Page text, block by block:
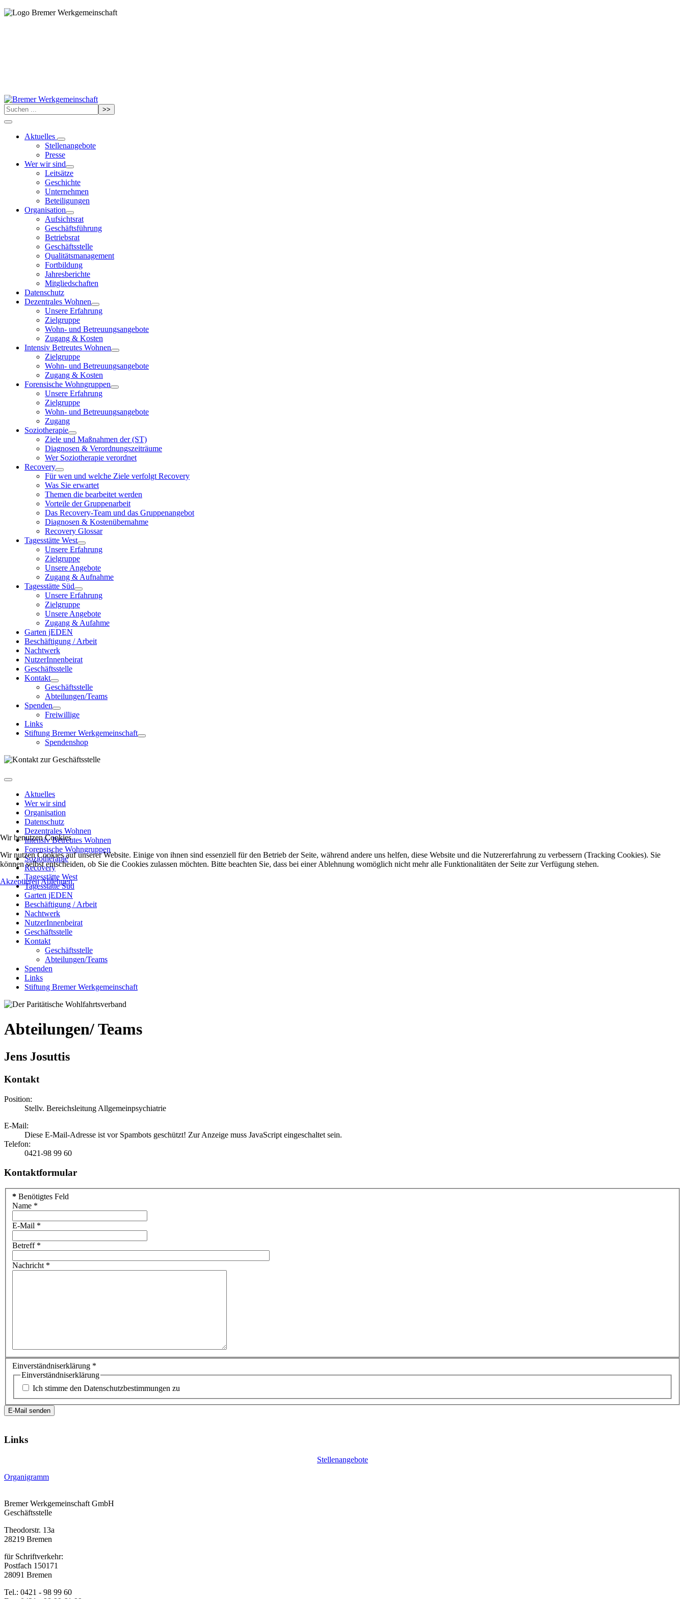
>>
Aktuelles
Stellenangebote
Presse
Wer wir sind
Leitsätze
Geschichte
Unternehmen
Beteiligungen
Organisation
Aufsichtsrat
Geschäftsführung
Betriebsrat
Geschäftsstelle
Qualitätsmanagement
Fortbildung
Jahresberichte
Mitgliedschaften
Datenschutz
Dezentrales Wohnen
Unsere Erfahrung
Zielgruppe
Wohn- und Betreuungsangebote
Zugang & Kosten
Intensiv Betreutes Wohnen
Zielgruppe
Wohn- und Betreuungsangebote
Zugang & Kosten
Forensische Wohngruppen
Unsere Erfahrung
Zielgruppe
Wohn- und Betreuungsangebote
Zugang
Soziotherapie
Ziele und Maßnahmen der (ST)
Diagnosen & Verordnungszeiträume
Wer Soziotherapie verordnet
Recovery
Für wen und welche Ziele verfolgt Recovery
Was Sie erwartet
Themen die bearbeitet werden
Vorteile der Gruppenarbeit
Das Recovery-Team und das Gruppenangebot
Diagnosen & Kostenübernahme
Recovery Glossar
Tagesstätte West
Unsere Erfahrung
Zielgruppe
Unsere Angebote
Zugang & Aufnahme
Tagesstätte Süd
Unsere Erfahrung
Zielgruppe
Unsere Angebote
Zugang & Aufahme
Garten jEDEN
Beschäftigung / Arbeit
Nachtwerk
NutzerInnenbeirat
Geschäftsstelle
Kontakt
Geschäftsstelle
Abteilungen/Teams
Spenden
Freiwillige
Links
Stiftung Bremer Werkgemeinschaft
Spendenshop
Aktuelles
Wer wir sind
Organisation
Datenschutz
Dezentrales Wohnen
Intensiv Betreutes Wohnen
Forensische Wohngruppen
Soziotherapie
Recovery
Tagesstätte West
Tagesstätte Süd
Garten jEDEN
Beschäftigung / Arbeit
Nachtwerk
NutzerInnenbeirat
Geschäftsstelle
Kontakt
Geschäftsstelle
Abteilungen/Teams
Spenden
Links
Stiftung Bremer Werkgemeinschaft
Abteilungen/ Teams
Jens Josuttis
Kontakt
Position:
Stellv. Bereichsleitung Allgemeinpsychiatrie
E-Mail:
Diese E-Mail-Adresse ist vor Spambots geschützt! Zur Anzeige muss JavaScript eingeschaltet sein.
Telefon:
0421-98 99 60
Kontaktformular
* Benötigtes Feld
Name *
E-Mail *
Betreff*
Nachricht *
Einverständniserklärung *
Einverständniserklärung
Ich stimme den Datenschutzbestimmungen zu
E-Mail senden
Links
Stellenangebote
Organigramm
Bremer Werkgemeinschaft GmbH
Geschäftsstelle
Theodorstr. 13a
28219 Bremen
für Schriftverkehr:
Postfach 150171
28091 Bremen
Tel.: 0421 - 98 99 60
Wir benutzen Cookies
Wir nutzen Cookies auf unserer Website. Einige von ihnen sind essenziell für den Betrieb der Seite, während andere uns helfen, diese Website und die Nutzererfahrung zu verbessern (Tracking Cookies). Sie
können selbst entscheiden, ob Sie die Cookies zulassen möchten. Bitte beachten Sie, dass bei einer Ablehnung womöglich nicht mehr alle Funktionalitäten der Seite zur Verfügung stehen.
AkzeptierenAblehnen